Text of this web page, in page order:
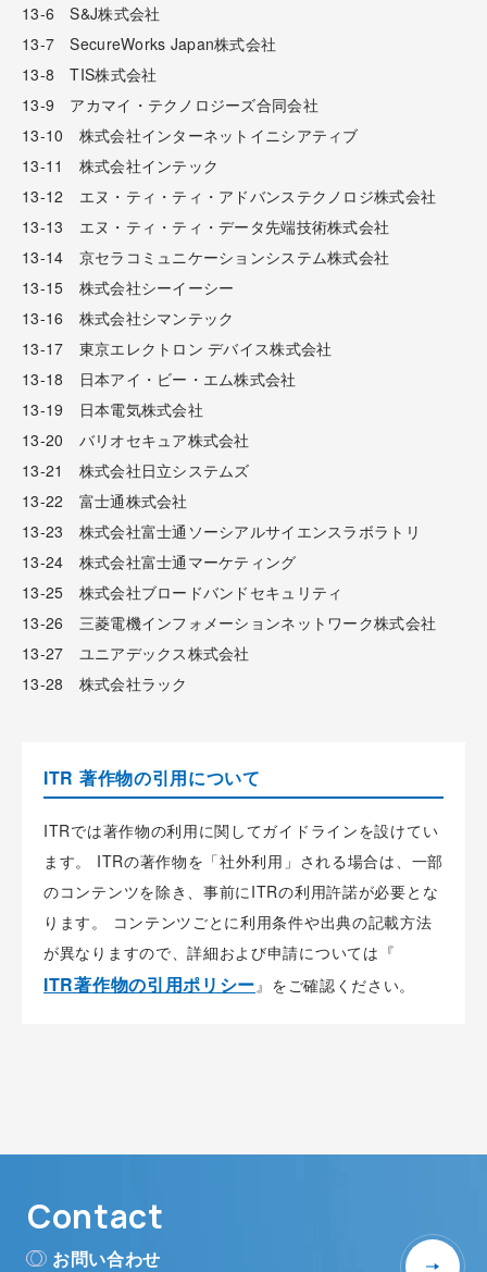
13-6 S&J株式会社
13-7 SecureWorks Japan株式会社
13-8 TIS株式会社
13-9 アカマイ・テクノロジーズ合同会社
13-10 株式会社インターネットイニシアティブ
13-11 株式会社インテック
13-12 エヌ・ティ・ティ・アドバンステクノロジ株式会社
13-13 エヌ・ティ・ティ・データ先端技術株式会社
13-14 京セラコミュニケーションシステム株式会社
13-15 株式会社シーイーシー
13-16 株式会社シマンテック
13-17 東京エレクトロン デバイス株式会社
13-18 日本アイ・ビー・エム株式会社
13-19 日本電気株式会社
13-20 バリオセキュア株式会社
13-21 株式会社日立システムズ
13-22 富士通株式会社
13-23 株式会社富士通ソーシアルサイエンスラボラトリ
13-24 株式会社富士通マーケティング
13-25 株式会社ブロードバンドセキュリティ
13-26 三菱電機インフォメーションネットワーク株式会社
13-27 ユニアデックス株式会社
13-28 株式会社ラック
ITR 著作物の引用について
ITRでは著作物の利用に関してガイドラインを設けてい
ます。 ITRの著作物を「社外利用」される場合は、一部
のコンテンツを除き、事前にITRの利用許諾が必要とな
ります。 コンテンツごとに利用条件や出典の記載方法
が異なりますので、詳細および申請については『
ITR著作物の引用ポリシー 』をご確認ください。
Contact
お問い合わせ